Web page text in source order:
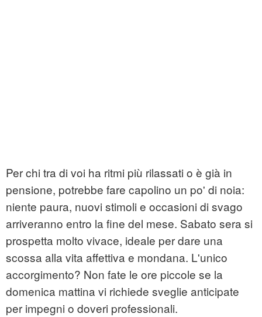
Per chi tra di voi ha ritmi più rilassati o è già in
pensione, potrebbe fare capolino un po' di noia:
niente paura, nuovi stimoli e occasioni di svago
arriveranno entro la fine del mese. Sabato sera si
prospetta molto vivace, ideale per dare una
scossa alla vita affettiva e mondana. L'unico
accorgimento? Non fate le ore piccole se la
domenica mattina vi richiede sveglie anticipate
per impegni o doveri professionali.